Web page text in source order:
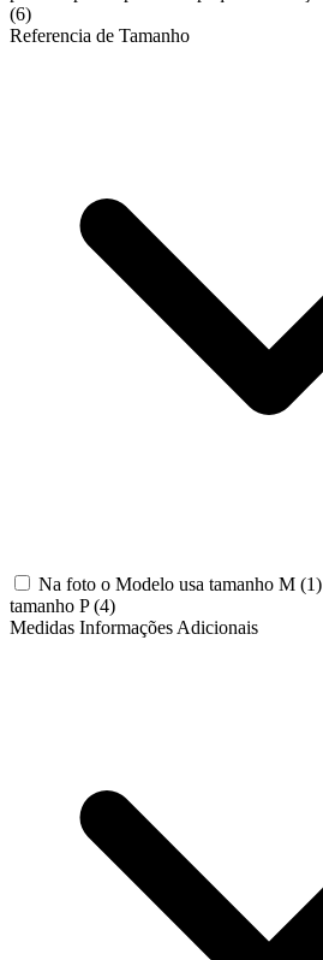
(6)
Referencia de Tamanho
Na foto o Modelo usa tamanho M (1)
tamanho P(4)
Medidas Informações Adicionais